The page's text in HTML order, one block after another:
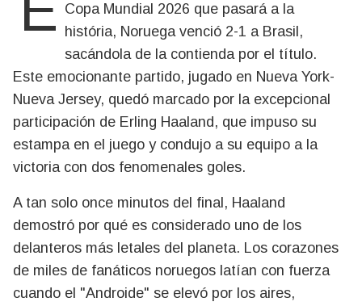
Copa Mundial 2026 que pasará a la
história, Noruega venció 2-1 a Brasil,
sacándola de la contienda por el título.
Este emocionante partido, jugado en Nueva York-
Nueva Jersey, quedó marcado por la excepcional
participación de Erling Haaland, que impuso su
estampa en el juego y condujo a su equipo a la
victoria con dos fenomenales goles.
A tan solo once minutos del final, Haaland
demostró por qué es considerado uno de los
delanteros más letales del planeta. Los corazones
de miles de fanáticos noruegos latían con fuerza
cuando el "Androide" se elevó por los aires,